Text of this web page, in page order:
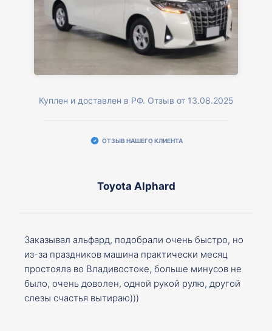
Куплен и доставлен в РФ. Отзыв от 13.08.2025
ОТЗЫВ НАШЕГО КЛИЕНТА
Toyota Alphard
Заказывал альфард, подобрали очень быстро, но
из-за праздников машина практически месяц
простояла во Владивостоке, больше минусов не
было, очень доволен, одной рукой рулю, другой
слезы счастья вытираю)))